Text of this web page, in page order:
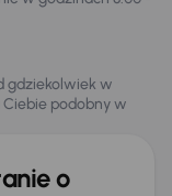
gdziekolwiek w
Ciebie podobny w
o